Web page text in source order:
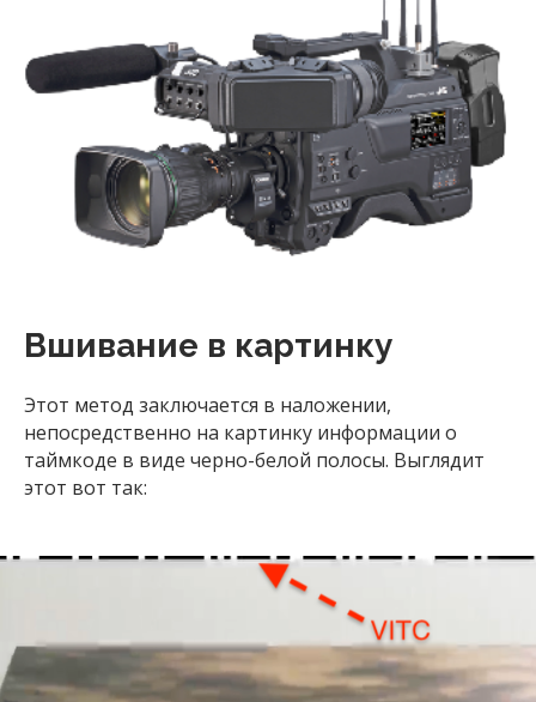
Вшивание в картинку
Этот метод заключается в наложении,
непосредственно на картинку информации о
таймкоде в виде черно-белой полосы. Выглядит
этот вот так: